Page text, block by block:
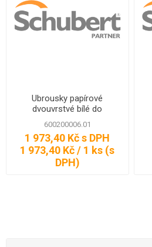
Ubrousky papírové
dvouvrstvé bílé do
zásobníku 19 x 16,5 cm, 225
ks
600200006.01
1 973,40 Kč s DPH
1 973,40 Kč / 1 ks (s
DPH)